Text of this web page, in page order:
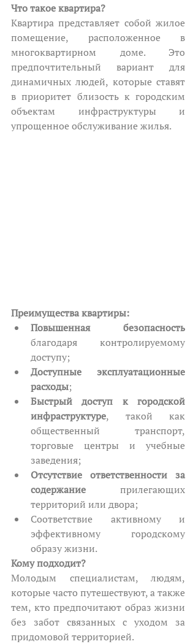
Что такое квартира?
Квартира представляет собой жилое
помещение, расположенное в
многоквартирном доме. Это
предпочтительный вариант для
динамичных людей, которые ставят
в приоритет близость к городским
объектам инфраструктуры и
упрощенное обслуживание жилья.
Преимущества квартиры:
Повышенная безопасность
благодаря контролируемому
доступу;
Доступные эксплуатационные
расходы;
Быстрый доступ к городской
инфраструктуре, такой как
общественный транспорт,
торговые центры и учебные
заведения;
Отсутствие ответственности за
содержание прилегающих
территорий или двора;
Соответствие активному и
эффективному городскому
образу жизни.
Кому подходит?
Молодым специалистам, людям,
которые часто путешествуют, а также
тем, кто предпочитают образ жизни
без забот связанных с уходом за
придомовой территорией.